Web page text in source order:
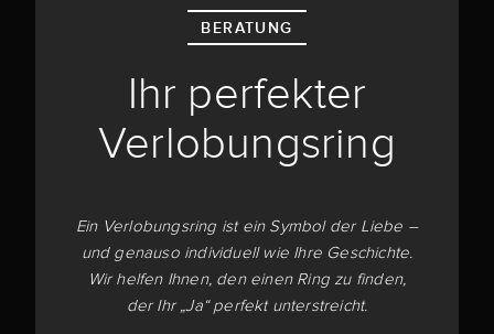
BERATUNG
Ihr perfekter
Verlobungsring
Ein Verlobungsring ist ein Symbol der Liebe –
und genauso individuell wie Ihre Geschichte.
Wir helfen Ihnen, den einen Ring zu finden,
der Ihr „Ja“ perfekt unterstreicht.